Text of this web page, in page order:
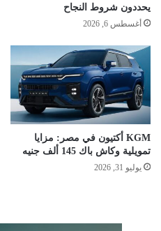
يحددون شروط النجاح
أغسطس 6, 2026
KGM أكتيون في مصر: مزايا
تمويلية وكاش باك 145 ألف جنيه
يوليو 31, 2026